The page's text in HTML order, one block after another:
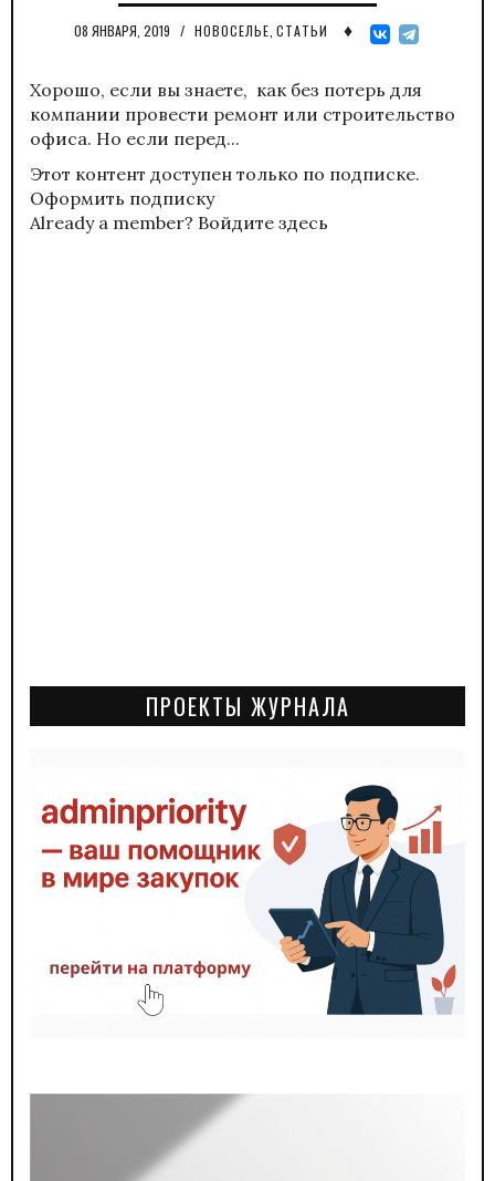
08 ЯНВАРЯ, 2019 / НОВОСЕЛЬЕ СТАТЬИ ♦
Хорошо, если вы знаете, как без потерь для
компании провести ремонт или строительство
офиса. Но если перед...
Этот контент доступен только по подписке.
Оформить подписку
Already a member? Войдите здесь
ПРОЕКТЫ ЖУРНАЛА